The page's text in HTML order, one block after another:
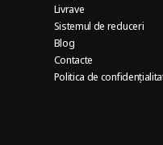
Livrave
Sistemul de reduceri
Blog
Contacte
Politica de